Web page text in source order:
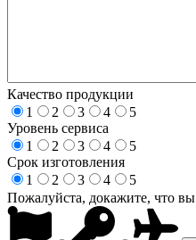
Качество продукции
1
2 3 4
5
Уровень сервиса
1
2 3 4
5
Срок изготовления
1
2 3 4
5
Пожалуйста, докажите, что